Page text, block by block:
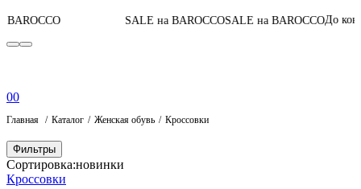
SALE на BAROCCO SALE на BAROCCO До конца акции07:
00
Главная Каталог Женская обувь Кроссовки
Фильтры
Сортировка:новинки
Кроссовки